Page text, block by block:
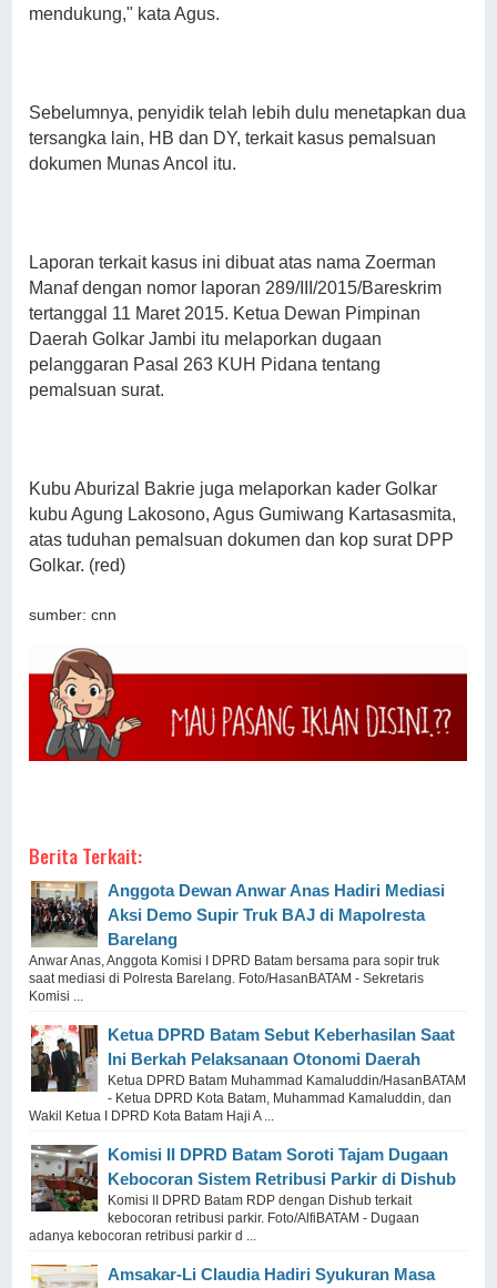
mendukung," kata Agus.
Sebelumnya, penyidik telah lebih dulu menetapkan dua
tersangka lain, HB dan DY, terkait kasus pemalsuan
dokumen Munas Ancol itu.
Laporan terkait kasus ini dibuat atas nama Zoerman
Manaf dengan nomor laporan 289/III/2015/Bareskrim
tertanggal 11 Maret 2015. Ketua Dewan Pimpinan
Daerah Golkar Jambi itu melaporkan dugaan
pelanggaran Pasal 263 KUH Pidana tentang
pemalsuan surat.
Kubu Aburizal Bakrie juga melaporkan kader Golkar
kubu Agung Lakosono, Agus Gumiwang Kartasasmita,
atas tuduhan pemalsuan dokumen dan kop surat DPP
Golkar. (red)
sumber: cnn
Berita Terkait:
Anggota Dewan Anwar Anas Hadiri Mediasi
Aksi Demo Supir Truk BAJ di Mapolresta
Barelang
Anwar Anas, Anggota Komisi I DPRD Batam bersama para sopir truk
saat mediasi di Polresta Barelang. Foto/HasanBATAM - Sekretaris
Komisi ...
Ketua DPRD Batam Sebut Keberhasilan Saat
Ini Berkah Pelaksanaan Otonomi Daerah
Ketua DPRD Batam Muhammad Kamaluddin/HasanBATAM
- Ketua DPRD Kota Batam, Muhammad Kamaluddin, dan
Wakil Ketua I DPRD Kota Batam Haji A ...
Komisi II DPRD Batam Soroti Tajam Dugaan
Kebocoran Sistem Retribusi Parkir di Dishub
Komisi II DPRD Batam RDP dengan Dishub terkait
kebocoran retribusi parkir. Foto/AlfiBATAM - Dugaan
adanya kebocoran retribusi parkir d ...
Amsakar-Li Claudia Hadiri Syukuran Masa